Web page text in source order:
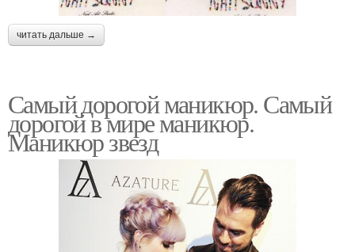
читать дальше →
Самый дорогой маникюр. Самый
дорогой в мире маникюр.
Маникюр звезд